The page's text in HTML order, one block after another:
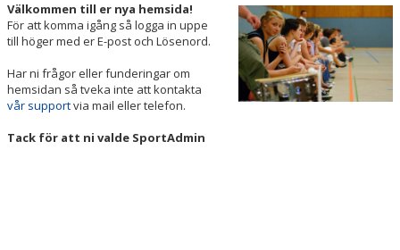
DOKUMENT
KONTAKT
Välkommen till er nya hemsida!
För att komma igång så logga in uppe
till höger med er E-post och Lösenord.
Har ni frågor eller funderingar om
hemsidan så tveka inte att kontakta
vår supportvia mail eller telefon.
Tack för att ni valde SportAdmin